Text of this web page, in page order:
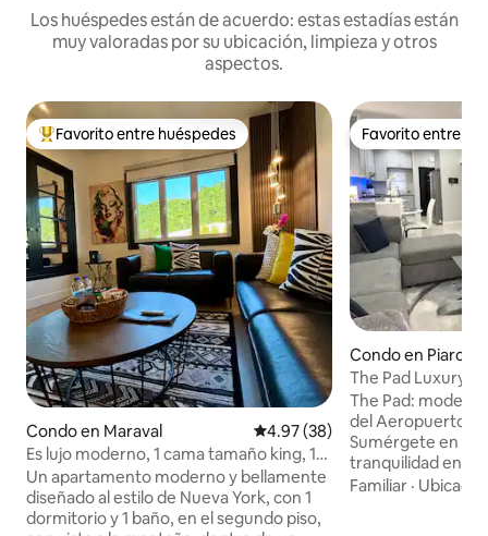
Los huéspedes están de acuerdo: estas estadías están
muy valoradas por su ubicación, limpieza y otros
aspectos.
Favorito entre huéspedes preferido
Favorito entre huéspedes
Condo en Maraval Calificación promedio: 4.97 de
4.97 (38)
Es lujo moderno, 1 cama tamaño king, 1
baño con vista
Un apartamento moderno y bellamente
diseñado al estilo de Nueva York, con 1
dormitorio y 1 baño, en el segundo piso,
Favorito entre
Favorito entre
Condo en Piarco
The Pad Luxury,
piscina)
The Pad:
del Aeropuerto
Sumérgete en un
tranquilidad en
nuestro
Familiar ·